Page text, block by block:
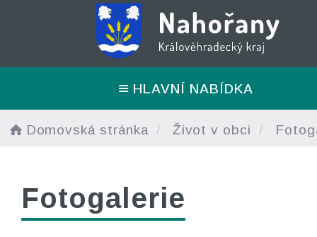
HLAVNÍ NABÍDKA
Domovská stránka Život v obci
Fotogalerie